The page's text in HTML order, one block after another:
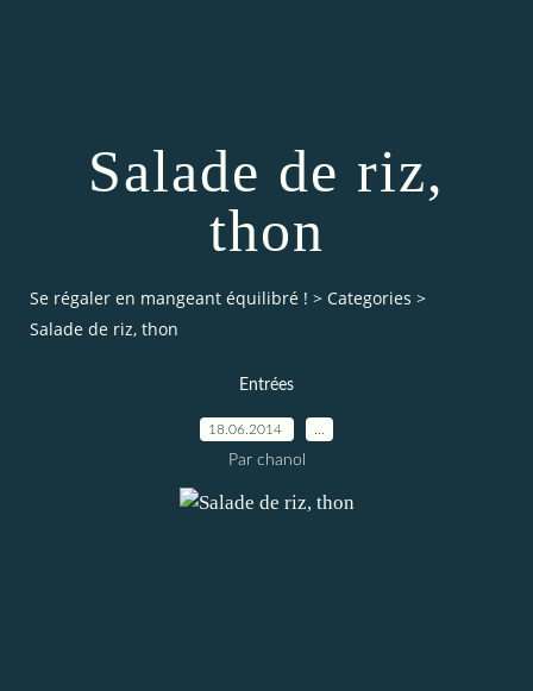
Salade de riz,
thon
Se régaler en mangeant équilibré ! > Categories >
Salade de riz, thon
Entrées
18.06.2014
Par chanol